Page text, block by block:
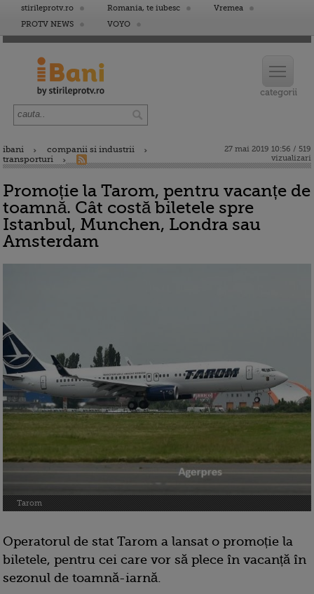
stirileprotv.ro Romania, te iubesc
Vremea
PROTV NEWS
VOYO
ibani
companii si industrii
transporturi
27 mai 2019 10:56 / 519
vizualizari
Promoție la Tarom, pentru vacanțe de
toamnă. Cât costă biletele spre
Istanbul, Munchen, Londra sau
Amsterdam
Tarom
Operatorul de stat Tarom a lansat o promoție la
biletele, pentru cei care vor să plece în vacanță în
sezonul de toamnă-iarnă.